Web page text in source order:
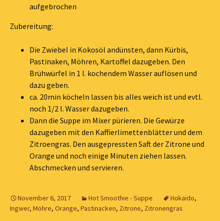
aufgebrochen
Zubereitung:
Die Zwiebel in Kokosöl andünsten, dann Kürbis,
Pastinaken, Möhren, Kartoffel dazugeben. Den
Brühwürfel in 1 l. kochendem Wasser auflösen und
dazu geben.
ca. 20min köcheln lassen bis alles weich ist und evtl.
noch 1/2 l. Wasser dazugeben.
Dann die Suppe im Mixer pürieren. Die Gewürze
dazugeben mit den Kaffierlimettenblätter und dem
Zitroengras. Den ausgepressten Saft der Zitrone und
Orange und noch einige Minuten ziehen lassen.
Abschmecken und servieren.
November 6, 2017 Hot Smoothie - Suppe Hokaido,
Ingwer, Möhre, Orange, Pastinacken, Zitrone, Zitronengras